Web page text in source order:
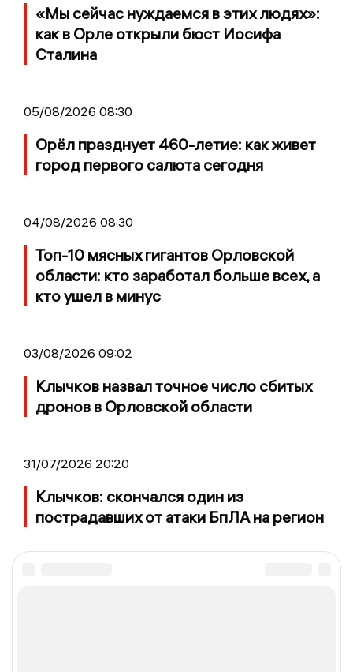
«Мы сейчас нуждаемся в этих людях»:
как в Орле открыли бюст Иосифа
Сталина
05/08/2026 08:30
Орёл празднует 460-летие: как живет
город первого салюта сегодня
04/08/2026 08:30
Топ-10 мясных гигантов Орловской
области: кто заработал больше всех, а
кто ушел в минус
03/08/2026 09:02
Клычков назвал точное число сбитых
дронов в Орловской области
31/07/2026 20:20
Клычков: скончался один из
пострадавших от атаки БпЛА на регион